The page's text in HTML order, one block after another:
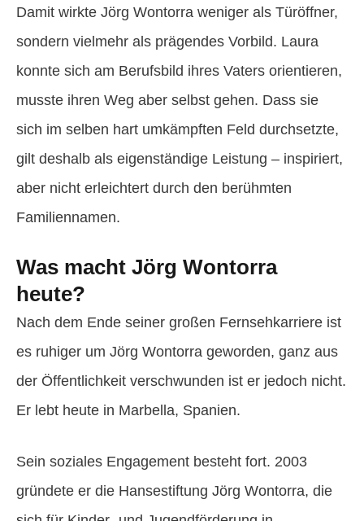
Damit wirkte Jörg Wontorra weniger als Türöffner,
sondern vielmehr als prägendes Vorbild. Laura
konnte sich am Berufsbild ihres Vaters orientieren,
musste ihren Weg aber selbst gehen. Dass sie
sich im selben hart umkämpften Feld durchsetzte,
gilt deshalb als eigenständige Leistung – inspiriert,
aber nicht erleichtert durch den berühmten
Familiennamen.
Was macht Jörg Wontorra
heute?
Nach dem Ende seiner großen Fernsehkarriere ist
es ruhiger um Jörg Wontorra geworden, ganz aus
der Öffentlichkeit verschwunden ist er jedoch nicht.
Er lebt heute in Marbella, Spanien.
Sein soziales Engagement besteht fort. 2003
gründete er die Hansestiftung Jörg Wontorra, die